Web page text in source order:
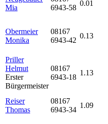
Mia
6943-58
0.01
Obermeier
Monika
08167
6943-42
0.13
Priller
Helmut
Erster
Bürgermeister
08167
6943-18
1.13
Reiser
Thomas
08167
6943-34
1.09